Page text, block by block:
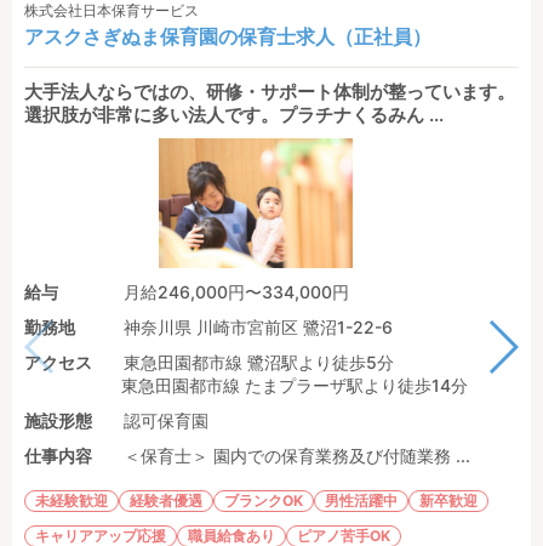
株式会社日本保育サービス
アスクさぎぬま保育園の保育士求人（正社員）
大手法人ならではの、研修・サポート体制が整っています。
選択肢が非常に多い法人です。プラチナくるみん ...
給与
月給246,000円〜334,000円
勤務地
神奈川県 川崎市宮前区 鷺沼1-22-6
アクセス
東急田園都市線 鷺沼駅より徒歩5分
東急田園都市線 たまプラーザ駅より徒歩14分
施設形態
認可保育園
仕事内容
＜保育士＞ 園内での保育業務及び付随業務 ...
未経験歓迎 経験者優遇 ブランクOK 男性活躍中
新卒歓迎
キャリアアップ応援
職員給食あり ピアノ苦手OK